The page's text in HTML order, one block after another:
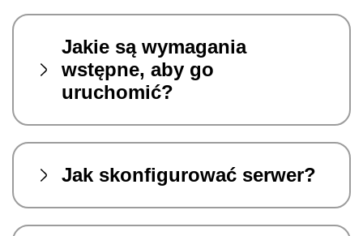
Jakie są wymagania
wstępne, aby go
uruchomić?
Jak skonfigurować serwer?